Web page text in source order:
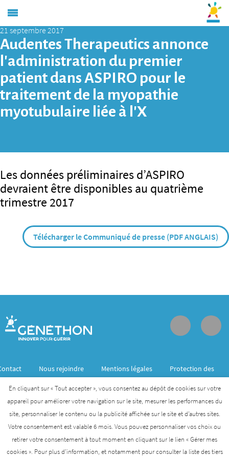
21 septembre 2017
Audentes Therapeutics annonce
l’administration du premier
patient dans ASPIRO pour le
traitement de la myopathie
myotubulaire liée à l’X
Les données préliminaires d’ASPIRO
devraient être disponibles au quatrième
trimestre 2017
Télécharger le Communiqué de presse (PDF ANGLAIS)
Nous rejoindre Mentions légales
Protection des
Généthon est membre de l’Institut des biothérapies
des maladies rares créé par l’AFM- Téléthon
En cliquant sur « Tout accepter », vous consentez au dépôt de cookies sur votre
appareil pour améliorer votre navigation sur le site, mesurer les performances du
site, personnaliser le contenu ou la publicité affichée sur le site et d’autres sites.
Votre consentement est valable 6 mois. Vous pouvez personnaliser vos choix ou
retirer votre consentement à tout moment en cliquant sur le lien « Gérer mes
cookies ». Pour plus d’information, et notamment pour consulter la liste des tiers